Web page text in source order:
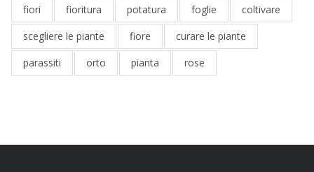
fiori
fioritura potatura foglie
coltivare
scegliere le piante
fiore
curare le piante
parassiti
orto pianta rose